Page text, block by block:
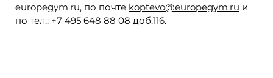
europegym.ru, по почте koptevo@europegym.ru и
по тел.: +7 495 648 88 08 доб.116.